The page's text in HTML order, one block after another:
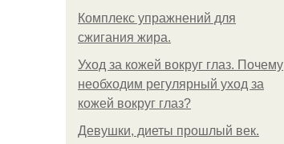
Комплекс упражнений для
сжигания жира.
Уход за кожей вокруг глаз. Почему
необходим регулярный уход за
кожей вокруг глаз?
Девушки, диеты прошлый век.